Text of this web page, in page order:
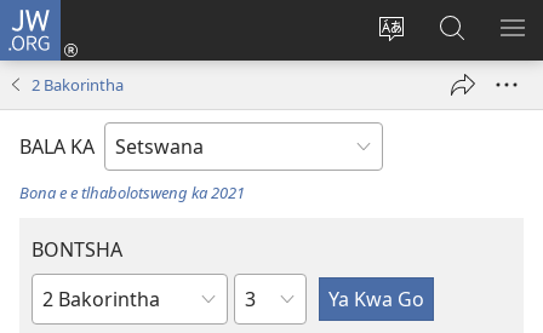
JW.ORG
Fetola
Tsena
e
Senka
JW.ORG/
2 Bakorintha
BALA KA
Bona e e tlhabolotsweng ka 2021
BONTSHA
Dibuka
Kgaolo